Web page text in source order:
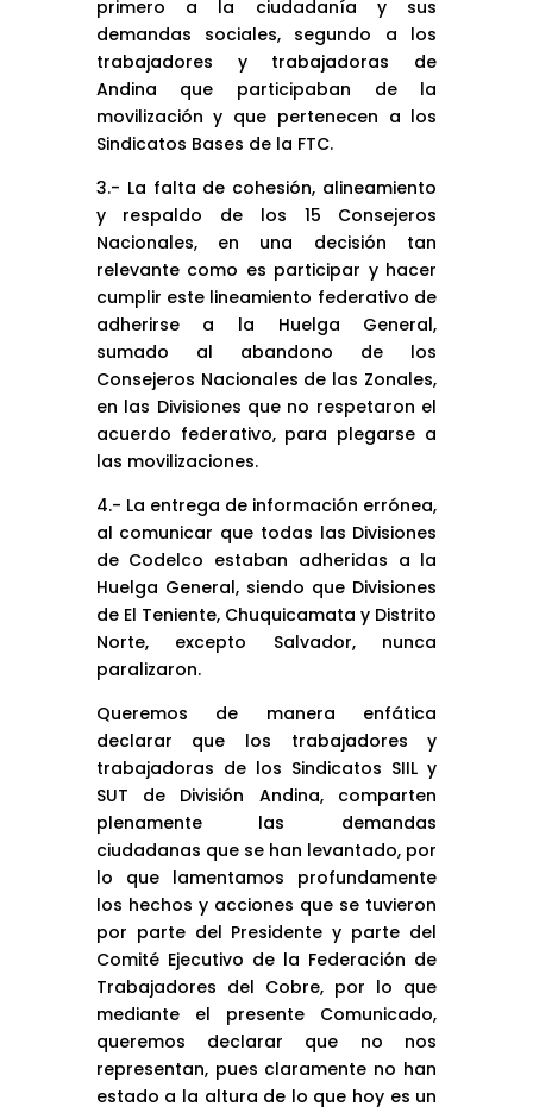
primero a la ciudadanía y sus
demandas sociales, segundo a los
trabajadores y trabajadoras de
Andina que participaban de la
movilización y que pertenecen a los
Sindicatos Bases de la FTC.
3.- La falta de cohesión, alineamiento
y respaldo de los 15 Consejeros
Nacionales, en una decisión tan
relevante como es participar y hacer
cumplir este lineamiento federativo de
adherirse a la Huelga General,
sumado al abandono de los
Consejeros Nacionales de las Zonales,
en las Divisiones que no respetaron el
acuerdo federativo, para plegarse a
las movilizaciones.
4.- La entrega de información errónea,
al comunicar que todas las Divisiones
de Codelco estaban adheridas a la
Huelga General, siendo que Divisiones
de El Teniente, Chuquicamata y Distrito
Norte, excepto Salvador, nunca
paralizaron.
Queremos de manera enfática
declarar que los trabajadores y
trabajadoras de los Sindicatos SIIL y
SUT de División Andina, comparten
plenamente las demandas
ciudadanas que se han levantado, por
lo que lamentamos profundamente
los hechos y acciones que se tuvieron
por parte del Presidente y parte del
Comité Ejecutivo de la Federación de
Trabajadores del Cobre, por lo que
mediante el presente Comunicado,
queremos declarar que no nos
representan, pues claramente no han
estado a la altura de lo que hoy es un